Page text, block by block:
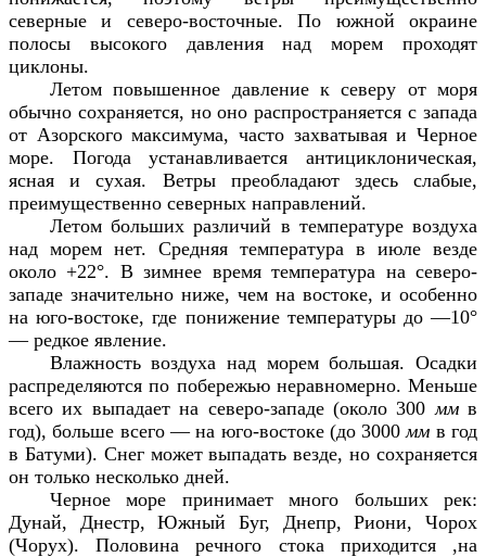
северные и северо-восточные. По южной окраине
полосы высокого давления над морем проходят
циклоны.
Летом повышенное давление к северу от моря
обычно сохраняется, но оно распространяется с запада
от Азорского максимума, часто захватывая и Черное
море. Погода устанавливается антициклоническая,
ясная и сухая. Ветры преобладают здесь слабые,
преимущественно северных направлений.
Летом больших различий в температуре воздуха
над морем нет. Средняя температура в июле везде
около +22°. В зимнее время температура на северо-
западе значительно ниже, чем на востоке, и особенно
на юго-востоке, где понижение температуры до —10°
— редкое явление.
Влажность воздуха над морем большая. Осадки
распределяются по побережью неравномерно. Меньше
всего их выпадает на северо-западе (около 300 мм в
год), больше всего — на юго-востоке (до 3000 мм в год
в Батуми). Снег может выпадать везде, но сохраняется
он только несколько дней.
Черное море принимает много больших рек:
Дунай, Днестр, Южный Буг, Днепр, Риони, Чорох
(Чорух). Половина речного стока приходится ,на